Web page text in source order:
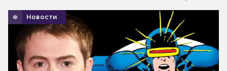
Новости